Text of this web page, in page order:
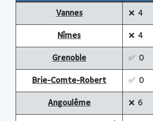
Vannes ❌ 4
Nîmes ❌ 4
Grenoble ✅ 0
Brie-Comte-Robert ✅ 0
Angoulême ❌ 6